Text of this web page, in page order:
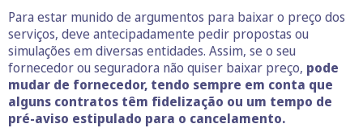
Para estar munido de argumentos para baixar o preço dos
serviços, deve antecipadamente pedir propostas ou
simulações em diversas entidades. Assim, se o seu
fornecedor ou seguradora não quiser baixar preço, pode
mudar de fornecedor, tendo sempre em conta que
alguns contratos têm fidelização ou um tempo de
pré-aviso estipulado para o cancelamento.